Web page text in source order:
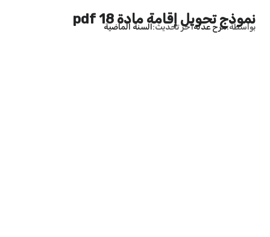
نموذج تحويل إقامة مادة 18 pdf
بواسطة مرح عدلهآخر تحديث السنة الماضية